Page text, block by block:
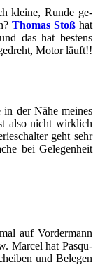
klei­ne, Runde ge­
Tho­mas Stoß hat
das hat bes­tens
Motor läuft!!
in der Nähe mei­nes
also nicht wirk­lich
geht sehr
bei Ge­le­gen­heit
auf Vor­der­mann
Mar­cel hat Pas­qu­
und Be­le­gen